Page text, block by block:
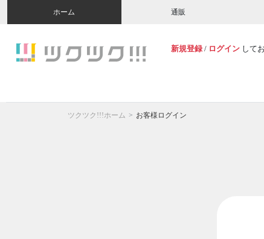
ホーム 通販
新規登録 / ログイン して
ツクツク!!!ホーム お客様ログイン